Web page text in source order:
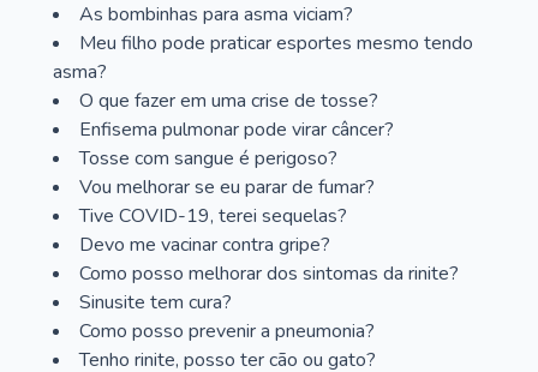
As bombinhas para asma viciam?
Meu filho pode praticar esportes mesmo tendo
asma?
O que fazer em uma crise de tosse?
Enfisema pulmonar pode virar câncer?
Tosse com sangue é perigoso?
Vou melhorar se eu parar de fumar?
Tive COVID-19, terei sequelas?
Devo me vacinar contra gripe?
Como posso melhorar dos sintomas da rinite?
Sinusite tem cura?
Como posso prevenir a pneumonia?
Tenho rinite, posso ter cão ou gato?